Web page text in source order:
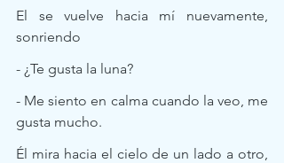
El se vuelve hacia mí nuevamente,
sonriendo
- ¿Te gusta la luna?
- Me siento en calma cuando la veo, me
gusta mucho.
Él mira hacia el cielo de un lado a otro,